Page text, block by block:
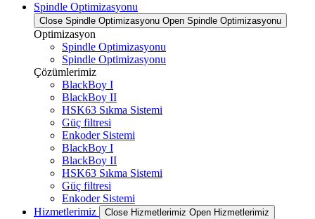
Spindle Optimizasyonu
Close Spindle Optimizasyonu Open Spindle Optimizasyonu
Optimizasyon
Spindle Optimizasyonu
Spindle Optimizasyonu
Çözümlerimiz
BlackBoy I
BlackBoy II
HSK63 Sıkma Sistemi
Güç filtresi
Enkoder Sistemi
BlackBoy I
BlackBoy II
HSK63 Sıkma Sistemi
Güç filtresi
Enkoder Sistemi
Hizmetlerimiz
Close Hizmetlerimiz Open Hizmetlerimiz